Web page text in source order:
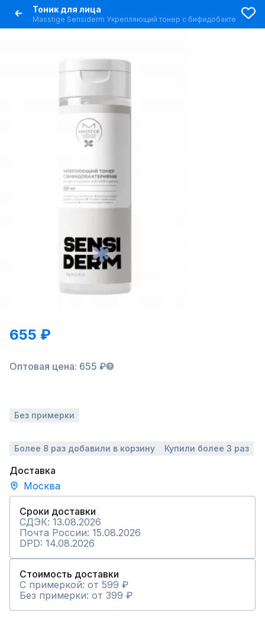
Тоник для лица
Masstige Sensiderm Укрепляющий тонер с бифидобактериями
655 ₽
Оптовая цена: 655 ₽
Без примерки
Более 8 раз добавили в корзину Купили более 3 раз
Доставка
Москва
Сроки доставки
СДЭК: 13.08.2026
Почта России: 15.08.2026
DPD: 14.08.2026
Стоимость доставки
С примеркой: от 599 ₽
Без примерки: от 399 ₽